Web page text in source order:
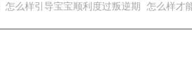
怎么样引导宝宝顺利度过叛逆期
怎么样才